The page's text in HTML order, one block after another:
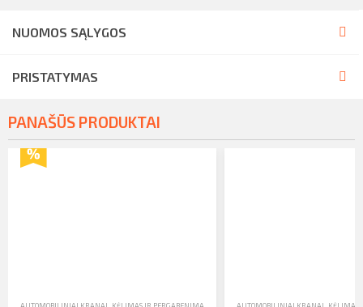
NUOMOS SĄLYGOS
PRISTATYMAS
PANAŠŪS PRODUKTAI